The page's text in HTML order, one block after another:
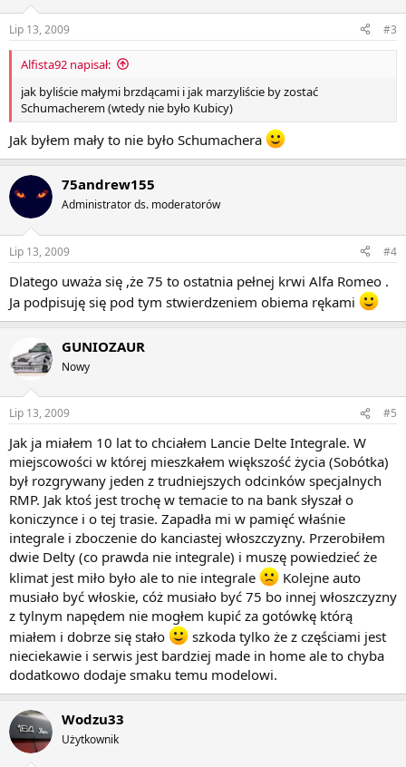
Lip 13, 2009 #3
Alfista92 napisał:
jak byliście małymi brzdącami i jak marzyliście by zostać
Schumacherem (wtedy nie było Kubicy)
Jak byłem mały to nie było Schumachera
75andrew155
Administrator ds. moderatorów
Lip 13, 2009 #4
Dlatego uważa się ,że 75 to ostatnia pełnej krwi Alfa Romeo .
Ja podpisuję się pod tym stwierdzeniem obiema rękami
GUNIOZAUR
Nowy
Lip 13, 2009 #5
Jak ja miałem 10 lat to chciałem Lancie Delte Integrale. W
miejscowości w której mieszkałem większość życia (Sobótka)
był rozgrywany jeden z trudniejszych odcinków specjalnych
RMP. Jak ktoś jest trochę w temacie to na bank słyszał o
koniczynce i o tej trasie. Zapadła mi w pamięć właśnie
integrale i zboczenie do kanciastej włoszczyzny. Przerobiłem
dwie Delty (co prawda nie integrale) i muszę powiedzieć że
klimat jest miło było ale to nie integrale
Kolejne auto
musiało być włoskie, cóż musiało być 75 bo innej włoszczyzny
z tylnym napędem nie mogłem kupić za gotówkę którą
miałem i dobrze się stało
szkoda tylko że z częściami jest
nieciekawie i serwis jest bardziej made in home ale to chyba
dodatkowo dodaje smaku temu modelowi.
Wodzu33
Użytkownik